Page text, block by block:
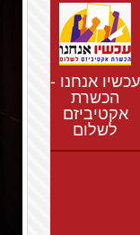
נתונים
חדשות
נושאים
רשימת התנחלויות
מפת התנחלויות
עכשיו אנחנו -
הכשרת
אקטיביזם
לשלום